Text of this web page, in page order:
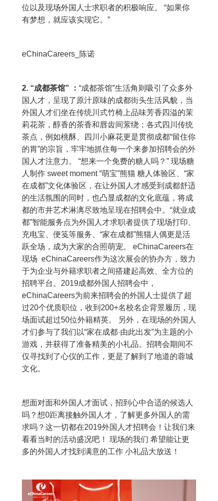
位以及现场外国人士求职者的积极响应。 “如果你
有梦想，就应该实现它。”
eChinaCareers_陈诺
2. “成都茶馆” ： “成都茶馆”生活角则吸引了众多外
国人才，呈现了原汁原味的成都街头生活风貌，当
外国人才们坐在传统川式竹椅上品味芳香四溢的茉
莉花茶，醇香的茶香和唇齿间萦绕；各式四川传统
茶点，例如桃酥、四川小麻花更是贯彻成都“留住你
的胃”的宗旨，牢牢地抓住每一个来参加招聘会的外
国人才注意力。 “想来一个免费的糖人吗？” 现场糖
人制作 sweet moment “萌宝”熊猫 糖人体验区、“家
在成都”文化体验区，在让外国人才感受到成都舒适
的生活氛围的同时，也凸显成都的文化底蕴，将成
都的市井艺术淋漓尽致地呈现在招聘会中。“就业成
都”智能服务点为外国人才求职者提供了现场打印、
充电宝、便笺等服务、“家在成都”熊猫人偶更是活
跃全场，成为大家的合照萌宠。 eChinaCareers在
现场 eChinaCareers作为这次展会的协办方，致力
于为企业与外籍求职者之间搭建起高效、全方位的
招聘平台。2019成都外国人招聘会中，
eChinaCareers为前来招聘会的外国人士提供了超
过20个优质职位，收到200+名校名企背景履历，现
场面试超过50位外籍精英。 另外，在现场的外国人
才们参与了我们以“家在成都·由此出发”为主题的小
游戏，并获得了准备精美的小礼品。招聘会期间不
仅寻找到了心仪的工作，更是了解到了地道的蓉城
文化。
想面对面和外国人才面试，招到心中合适的候选人
吗？想0距离接触外国人才，了解更多外国人的需
求吗？这一切都在2019外国人才招聘会！让我们来
看看当时的活动盛况吧！ 现场的我们 希望能让更
多的外国人才找到满意的工作 小礼品大放送！